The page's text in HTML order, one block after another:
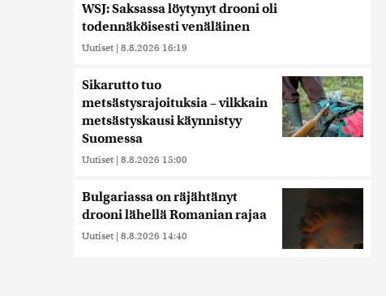
WSJ: Saksassa löytynyt drooni oli
todennäköisesti venäläinen
Uutiset | 8.8.2026 16:19
Sikarutto tuo
metsästysrajoituksia – vilkkain
metsästyskausi käynnistyy
Suomessa
Uutiset | 8.8.2026 15:00
Bulgariassa on räjähtänyt
drooni lähellä Romanian rajaa
Uutiset | 8.8.2026 14:40